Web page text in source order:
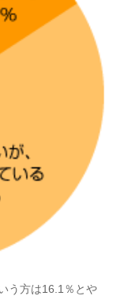
う方は16.1％とや